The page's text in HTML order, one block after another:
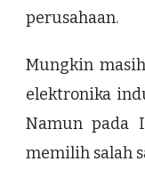
perusahaan.
Mungkin
elektronika
Namun pada
memilih salah